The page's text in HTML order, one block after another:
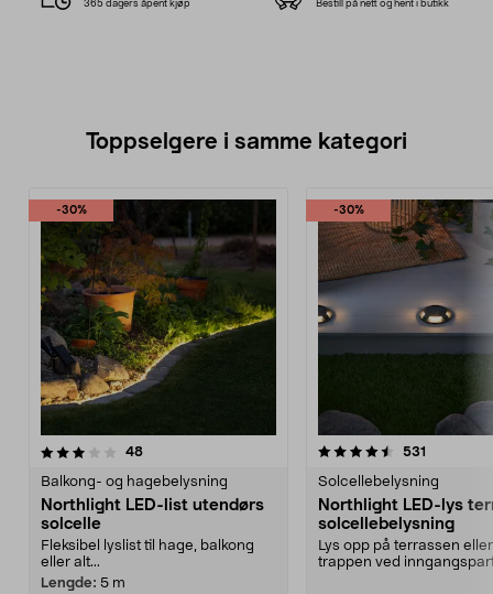
365 dagers åpent kjøp Bestill på nett og hent i butikk
Toppselgere i samme kategori
-30%
48anmeldelser
Balkong- og hagebelysning
Northlight LED-list utendørs
solcelle
Fleksibel lyslist til hage, balkong
eller alt...
Lengde: 5 m
-30%
4.5 av 5 stjerner 531
Solcellebelysning
Northlight LED-lys
solcellebelysning
Lys opp på terrassen
trappen ved
4.5 av 5 stjerner